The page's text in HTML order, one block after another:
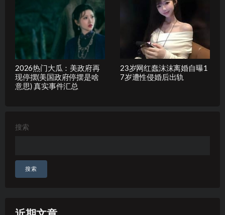
2026热门大瓜：美政府再
现停摆(美国政府停摆是啥
意思) 真实事件汇总
23岁网红蠢沫沫离婚自曝1
7岁遭性侵婚后出轨
搜索
搜索